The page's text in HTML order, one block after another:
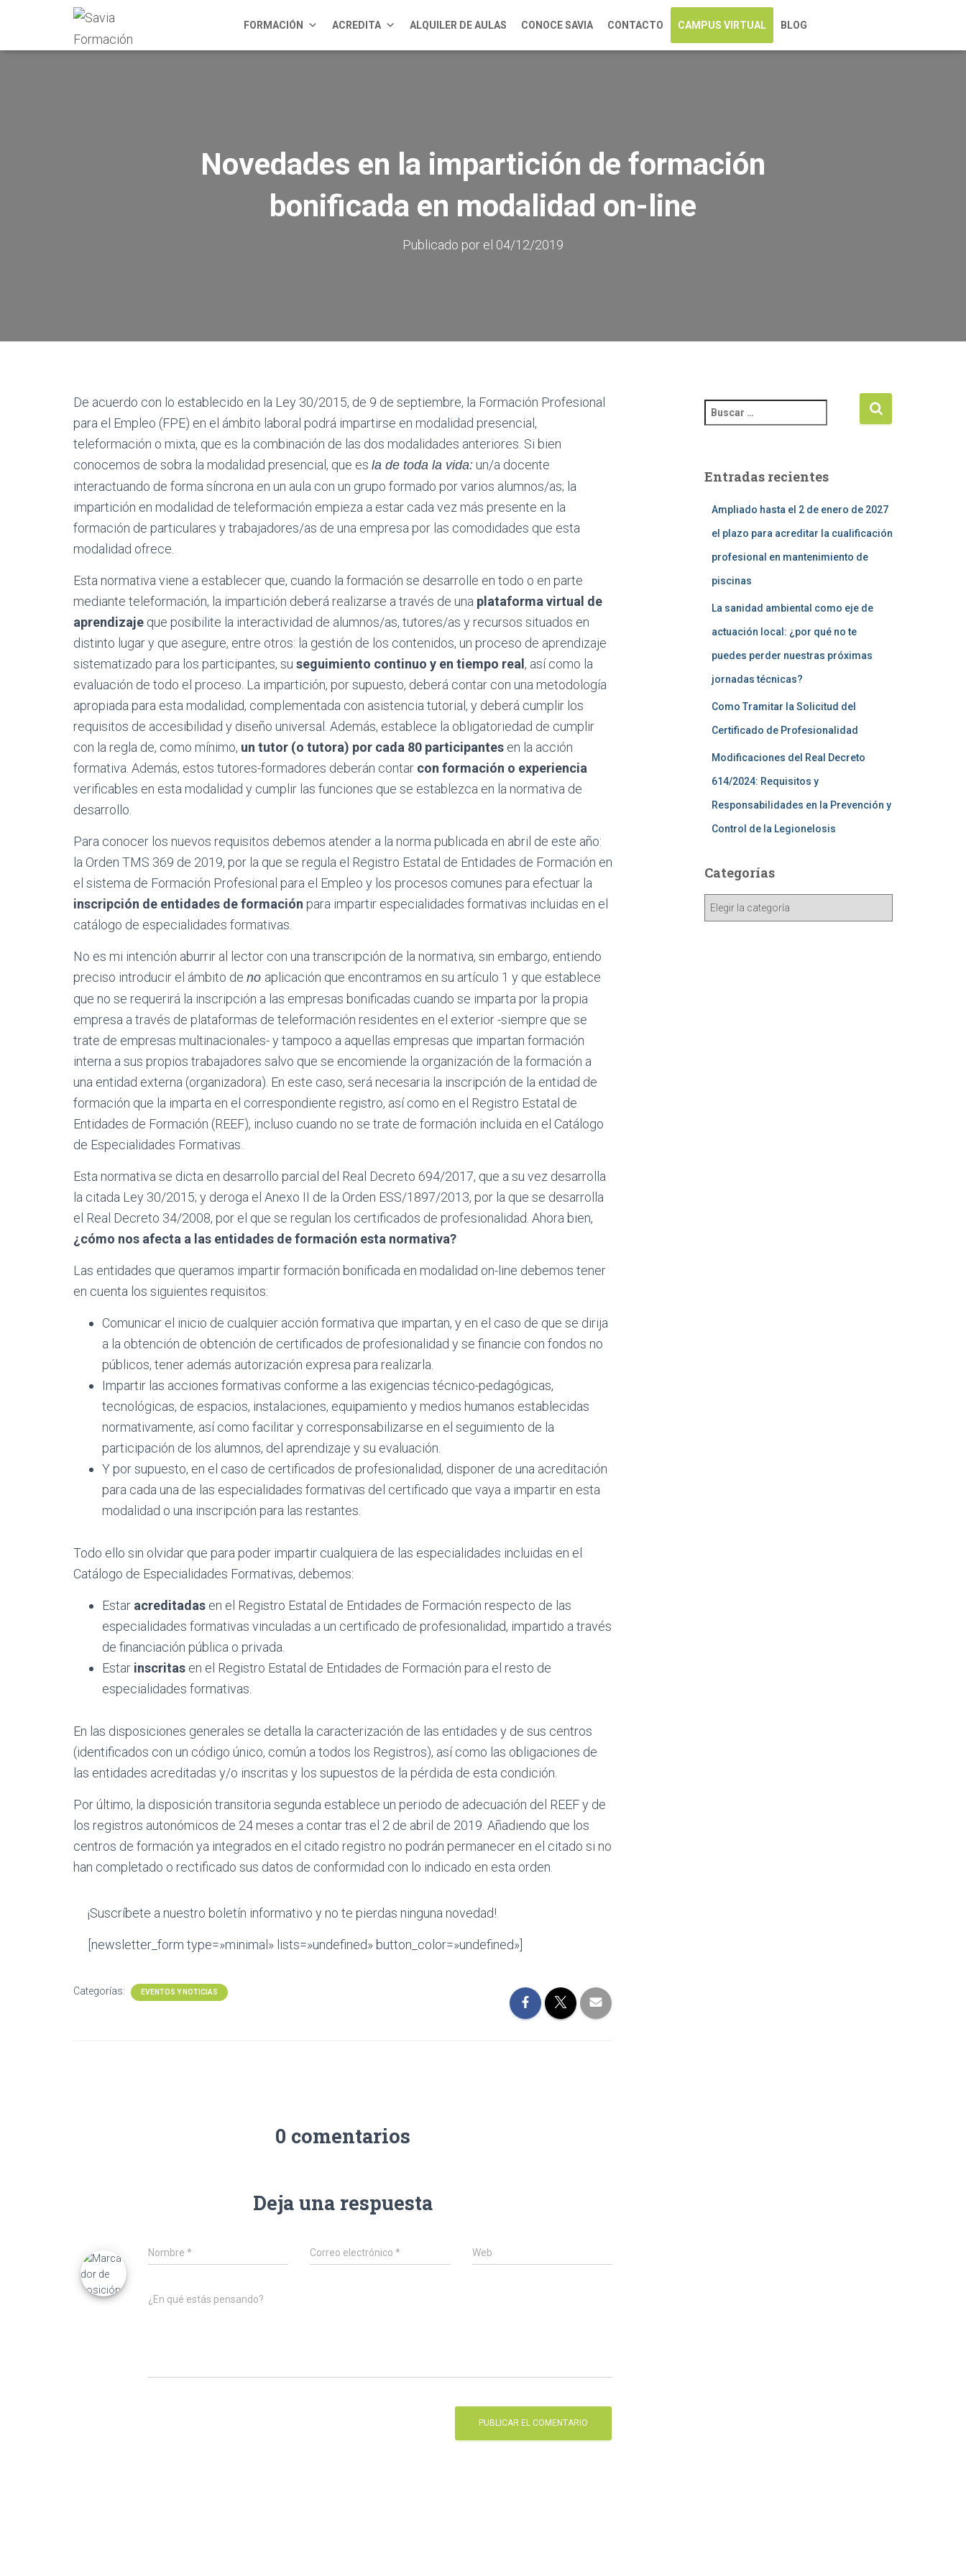
FORMACIÓN ACREDITA ALQUILER DE AULAS CONOCE SAVIA CONTACTO CAMPUS VIRTUAL BLOG
Novedades en la impartición de formación
bonificada en modalidad on-line
Publicado por el 04/12/2019
De acuerdo con lo establecido en la Ley 30/2015, de 9 de septiembre, la Formación Profesional
para el Empleo (FPE) en el ámbito laboral podrá impartirse en modalidad presencial,
teleformación o mixta, que es la combinación de las dos modalidades anteriores. Si bien
conocemos de sobra la modalidad presencial, que es la de toda la vida: un/a docente
interactuando de forma síncrona en un aula con un grupo formado por varios alumnos/as; la
impartición en modalidad de teleformación empieza a estar cada vez más presente en la
formación de particulares y trabajadores/as de una empresa por las comodidades que esta
modalidad ofrece.
Esta normativa viene a establecer que, cuando la formación se desarrolle en todo o en parte
mediante teleformación, la impartición deberá realizarse a través de una plataforma virtual de
aprendizaje que posibilite la interactividad de alumnos/as, tutores/as y recursos situados en
distinto lugar y que asegure, entre otros: la gestión de los contenidos, un proceso de aprendizaje
sistematizado para los participantes, su seguimiento continuo y en tiempo real , así como la
evaluación de todo el proceso. La impartición, por supuesto, deberá contar con una metodología
apropiada para esta modalidad, complementada con asistencia tutorial, y deberá cumplir los
requisitos de accesibilidad y diseño universal. Además, establece la obligatoriedad de cumplir
con la regla de, como mínimo, un tutor (o tutora) por cada 80 participantes en la acción
formativa. Además, estos tutores-formadores deberán contar con formación o experiencia
verificables en esta modalidad y cumplir las funciones que se establezca en la normativa de
desarrollo.
Para conocer los nuevos requisitos debemos atender a la norma publicada en abril de este año:
la Orden TMS 369 de 2019, por la que se regula el Registro Estatal de Entidades de Formación en
el sistema de Formación Profesional para el Empleo y los procesos comunes para efectuar la
inscripción de entidades de formación para impartir especialidades formativas incluidas en el
catálogo de especialidades formativas.
No es mi intención aburrir al lector con una transcripción de la normativa, sin embargo, entiendo
preciso introducir el ámbito de no aplicación que encontramos en su artículo 1 y que establece
que no se requerirá la inscripción a las empresas bonificadas cuando se imparta por la propia
empresa a través de plataformas de teleformación residentes en el exterior -siempre que se
trate de empresas multinacionales- y tampoco a aquellas empresas que impartan formación
interna a sus propios trabajadores salvo que se encomiende la organización de la formación a
una entidad externa (organizadora). En este caso, será necesaria la inscripción de la entidad de
formación que la imparta en el correspondiente registro, así como en el Registro Estatal de
Entidades de Formación (REEF), incluso cuando no se trate de formación incluida en el Catálogo
de Especialidades Formativas.
Esta normativa se dicta en desarrollo parcial del Real Decreto 694/2017, que a su vez desarrolla
la citada Ley 30/2015; y deroga el Anexo II de la Orden ESS/1897/2013, por la que se desarrolla
el Real Decreto 34/2008, por el que se regulan los certificados de profesionalidad. Ahora bien,
¿cómo nos afecta a las entidades de formación esta normativa?
Las entidades que queramos impartir formación bonificada en modalidad on-line debemos tener
en cuenta los siguientes requisitos:
Comunicar el inicio de cualquier acción formativa que impartan, y en el caso de que se dirija
a la obtención de obtención de certificados de profesionalidad y se financie con fondos no
públicos, tener además autorización expresa para realizarla.
Impartir las acciones formativas conforme a las exigencias técnico-pedagógicas,
tecnológicas, de espacios, instalaciones, equipamiento y medios humanos establecidas
normativamente, así como facilitar y corresponsabilizarse en el seguimiento de la
participación de los alumnos, del aprendizaje y su evaluación.
Y por supuesto, en el caso de certificados de profesionalidad, disponer de una acreditación
para cada una de las especialidades formativas del certificado que vaya a impartir en esta
modalidad o una inscripción para las restantes.
Todo ello sin olvidar que para poder impartir cualquiera de las especialidades incluidas en el
Catálogo de Especialidades Formativas, debemos:
Estar acreditadas en el Registro Estatal de Entidades de Formación respecto de las
especialidades formativas vinculadas a un certificado de profesionalidad, impartido a través
de financiación pública o privada.
Estar inscritas en el Registro Estatal de Entidades de Formación para el resto de
especialidades formativas.
En las disposiciones generales se detalla la caracterización de las entidades y de sus centros
(identificados con un código único, común a todos los Registros), así como las obligaciones de
las entidades acreditadas y/o inscritas y los supuestos de la pérdida de esta condición.
Por último, la disposición transitoria segunda establece un periodo de adecuación del REEF y de
los registros autonómicos de 24 meses a contar tras el 2 de abril de 2019. Añadiendo que los
centros de formación ya integrados en el citado registro no podrán permanecer en el citado si no
han completado o rectificado sus datos de conformidad con lo indicado en esta orden.
¡Suscríbete a nuestro boletín informativo y no te pierdas ninguna novedad!
[newsletter_form type=»minimal» lists=»undefined» button_color=»undefined»]
Categorías: EVENTOS Y NOTICIAS
0 comentarios
Deja una respuesta
Nombre * Correo electrónico* Web
¿En qué estás pensando?
Entradas recientes
Ampliado hasta el 2 de enero de 2027
el plazo para acreditar la cualificación
profesional en mantenimiento de
piscinas
La sanidad ambiental como eje de
actuación local: ¿por qué no te
puedes perder nuestras próximas
jornadas técnicas?
Como Tramitar la Solicitud del
Certificado de Profesionalidad
Modificaciones del Real Decreto
614/2024: Requisitos y
Responsabilidades en la Prevención y
Control de la Legionelosis
Categorías